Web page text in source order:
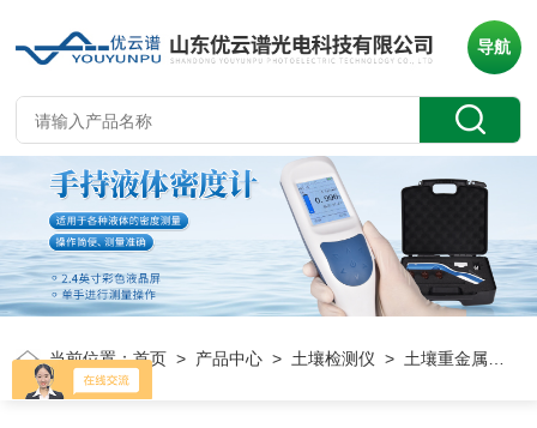
导航
当前位置：首页 > 产品中心 >土壤检测仪 > 土壤重金属检测仪